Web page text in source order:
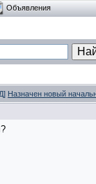
Объявления
Назначен новый